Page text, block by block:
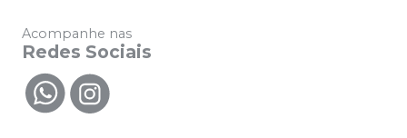
Acompanhe nas
Redes Sociais